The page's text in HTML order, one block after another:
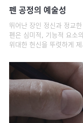
펜 공정의 예술성
뛰어난 장인 정신과 정교
펜은 심미적, 기능적 요소
위대한 헌신을 뚜렷하게 제